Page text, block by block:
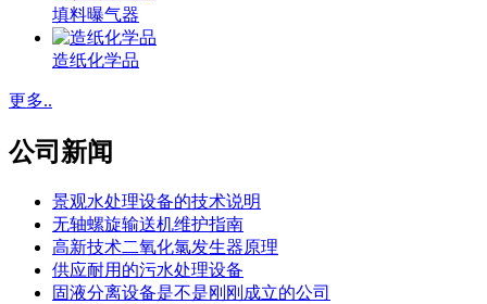
填料曝气器
造纸化学品
更多..
公司新闻
景观水处理设备的技术说明
无轴螺旋输送机维护指南
高新技术二氧化氯发生器原理
供应耐用的污水处理设备
固液分离设备是不是刚刚成立的公司